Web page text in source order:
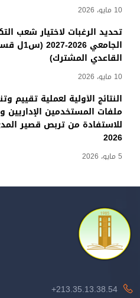
10 مايو، 2026
تحديد الرغبات لاختيار شعب
الجامعي
القاعدي المشترك)
10 مايو، 2026
النتائج الأولية لعملية تقييم
ملفات المستخدمين الإداريين
للاستفادة من تربص قصير
2026
5 مايو، 2026
213.35.13.38.54+